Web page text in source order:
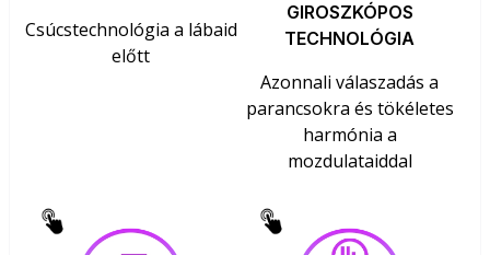
Csúcstechnológia a lábaid
előtt
GIROSZKÓPOS
TECHNOLÓGIA
Azonnali válaszadás a
parancsokra és tökéletes
harmónia a
mozdulataiddal